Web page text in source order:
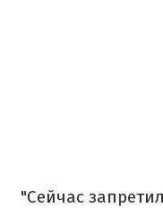
"Сейчас